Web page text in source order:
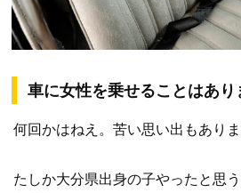
車に女性を乗せることはあり
何回かはねえ。苦い思い出もありま
たしか大分県出身の子やったと思